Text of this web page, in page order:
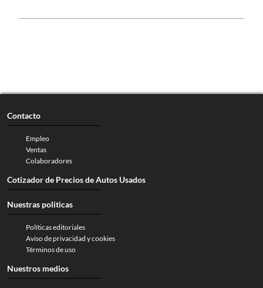
Contacto
Empleo
Ventas
Colaboradores
Cotizador de Precios de Autos Usados
Nuestras politicas
Políticas editoriales
Aviso de privacidad y cookies
Términos de uso
Nuestros medios